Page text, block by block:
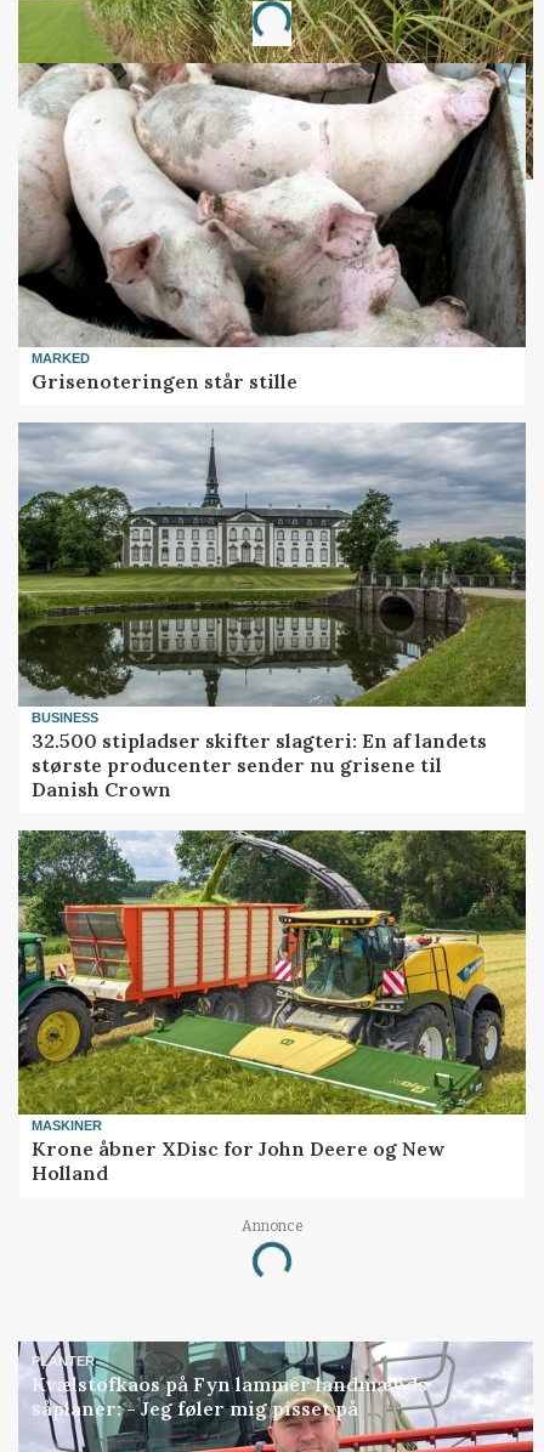
Loading...
MARKED
Grisenoteringen står stille
BUSINESS
32.500 stipladser skifter slagteri: En af landets
største producenter sender nu grisene til
Danish Crown
MASKINER
Krone åbner XDisc for John Deere og New
Holland
Annonce
Loading...
PLANTER
Kvælstofkaos på Fyn lammer landmænds
såplaner: - Jeg føler mig pisset på